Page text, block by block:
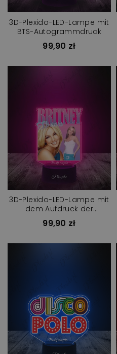
3D-Plexido-LED-Lampe mit
BTS-Autogrammdruck
99,90 zł
3D-Plexido-LED-Lampe mit
dem Aufdruck der
Sängerin Britney Spears
99,90 zł